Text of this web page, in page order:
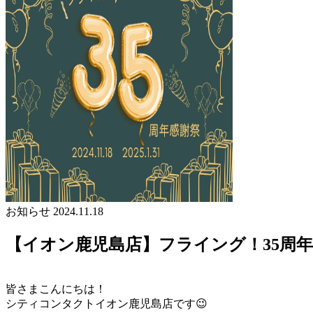
お知らせ 2024.11.18
【イオン鹿児島店】フライング！35周
皆さまこんにちは！
シティコンタクトイオン鹿児島店です😉